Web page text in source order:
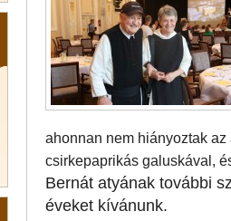
ahonnan nem hiányoztak
csirkepaprikás galuskával,
Bernát atyának további
éveket kívánunk.